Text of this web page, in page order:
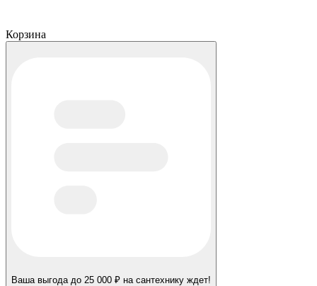
Корзина
Ваша выгода до 25 000 ₽ на сантехнику ждет!